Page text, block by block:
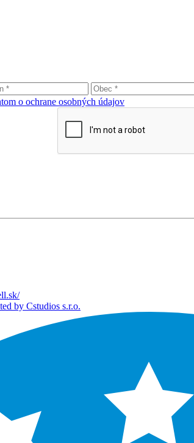
o ochrane osobných údajov
by Cstudios s.r.o.